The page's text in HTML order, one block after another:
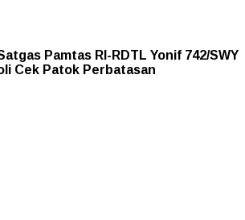
Pamtas RI-RDTL Yonif 742/SWY
Cek Patok Perbatasan